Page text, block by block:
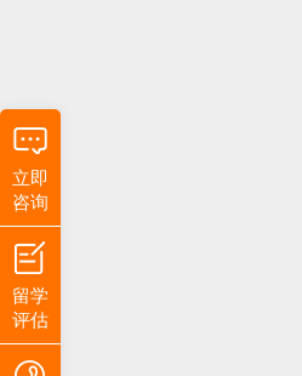
立即
咨询
留学
评估